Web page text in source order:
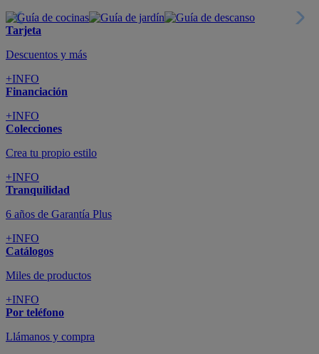
Tarjeta
Descuentos y más
+INFO
Financiación
+INFO
Colecciones
Crea tu propio estilo
+INFO
Tranquilidad
6 años de Garantía Plus
+INFO
Catálogos
Miles de productos
+INFO
Por teléfono
Llámanos y compra